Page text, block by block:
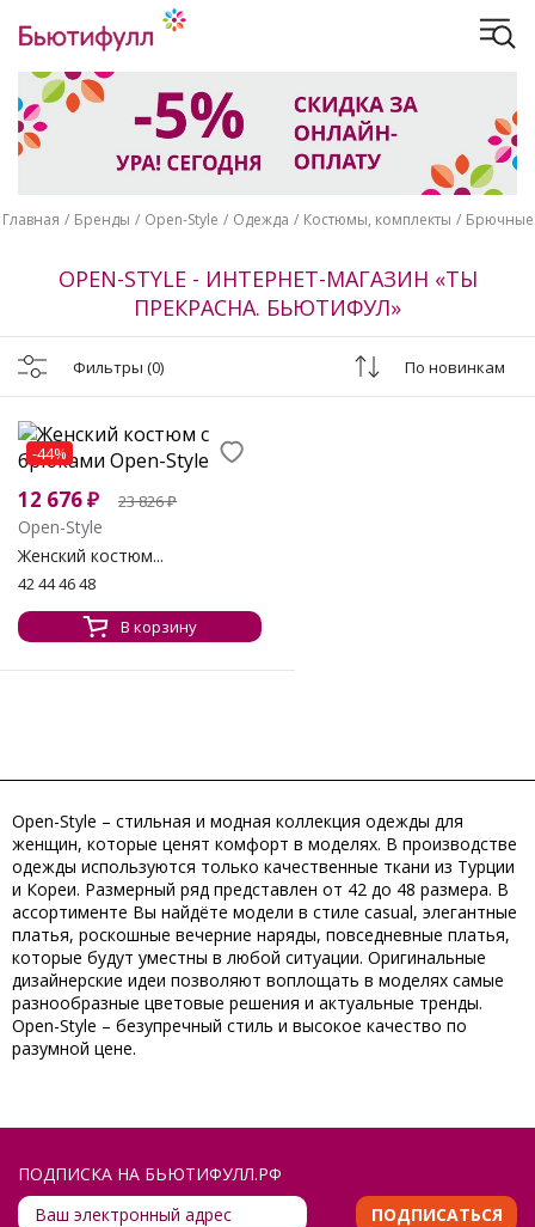
Главная Бренды Open-Style Одежда Костюмы, комплекты Брючные
OPEN-STYLE - ИНТЕРНЕТ-МАГАЗИН «ТЫ
ПРЕКРАСНА. БЬЮТИФУЛ»
Фильтры (0) По новинкам
-44%
12 676₽ 23 826₽
Open-Style
Женский костюм...
42 44 46 48
В корзину
Open-Style – стильная и модная коллекция одежды для
женщин, которые ценят комфорт в моделях. В производстве
одежды используются только качественные ткани из Турции
и Кореи. Размерный ряд представлен от 42 до 48 размера. В
ассортименте Вы найдёте модели в стиле casual, элегантные
платья, роскошные вечерние наряды, повседневные платья,
которые будут уместны в любой ситуации. Оригинальные
дизайнерские идеи позволяют воплощать в моделях самые
разнообразные цветовые решения и актуальные тренды.
Open-Style – безупречный стиль и высокое качество по
разумной цене.
ПОДПИСКА НА БЬЮТИФУЛЛ.РФ
ПОДПИСАТЬСЯ